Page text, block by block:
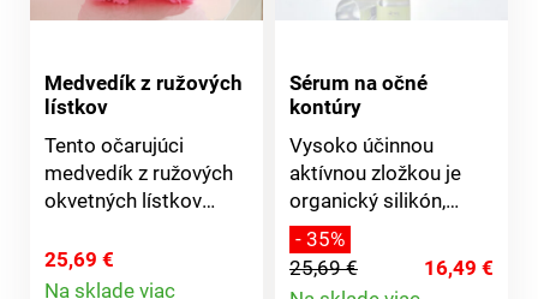
Medvedík z ružových
lístkov
Tento očarujúci
medvedík z ružových
okvetných lístkov
kúpeľne. A ak ho
nastriekate svojím
25,69 €
Na sklade viac
Sérum na očné
kontúry
Vysoko účinnou
aktívnou zložkou je
organický silikón,
ktorý umožňuje
optimálnu regeneráciu
pokožky a pôsobí
- 35%
25,69 €
16,49 €